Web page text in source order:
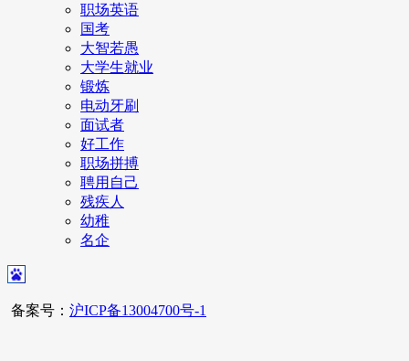
职场英语
国考
大智若愚
大学生就业
锻炼
电动牙刷
面试者
好工作
职场拼搏
聘用自己
残疾人
幼稚
名企
备案号： 沪ICP备13004700号-1